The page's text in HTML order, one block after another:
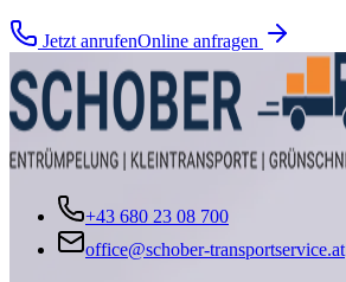
Jetzt anrufenOnline anfragen
+43 680 23 08 700
office@schober-transportservice.at